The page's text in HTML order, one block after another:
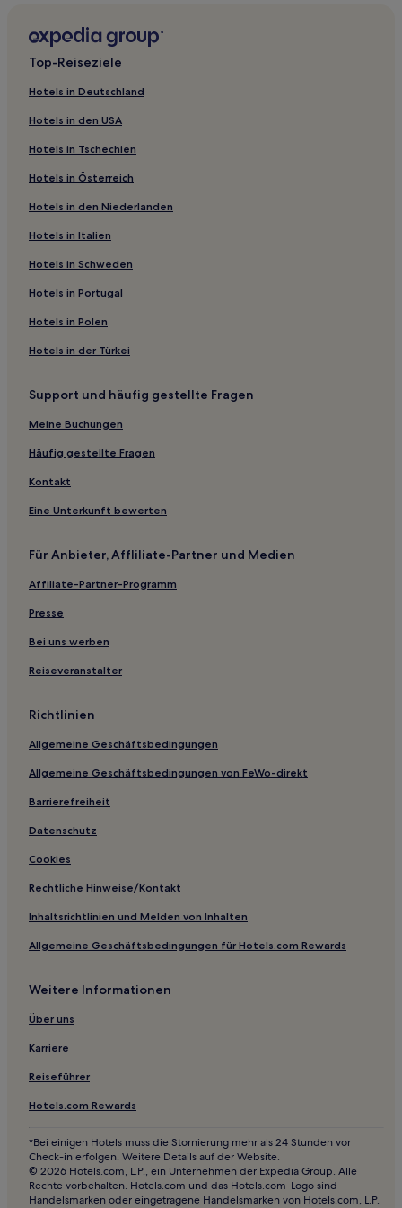
Namdari Hotels
Daejeon Hotels
Yeongi-Myeon: Hotels
Sintanjin-Dong Hotels
Yeonseo-Myeon Hotels
Kimsan Hotels
Hotels nahe Hauptsitz des Daedeok Techno Valley
Yuseong: Hotels
Hotels nahe Yuseong-Heißquellen
Sanso-Gol: Hotels
Hotels nahe Hanbat Arboretum
Hotels nahe Naturerholungswald Geumgang
Hotels mit inbegriffenem Frühstück in Daejeon
Luxus in Daejeon
Günstige in Daejeon
Top-Reiseziele
Hotels in Deutschland
Hotels in den USA
Hotels in Tschechien
Hotels in Österreich
Hotels in den Niederlanden
Hotels in Italien
Hotels in Schweden
Hotels in Portugal
Hotels in Polen
Hotels in der Türkei
Support und häufig gestellte Fragen
Meine Buchungen
Häufig gestellte Fragen
Kontakt
Eine Unterkunft bewerten
Für Anbieter, Affliliate-Partner und Medien
Affiliate-Partner-Programm
Presse
Bei uns werben
Reiseveranstalter
Richtlinien
Allgemeine Geschäftsbedingungen
Allgemeine Geschäftsbedingungen von FeWo-direkt
Barrierefreiheit
Datenschutz
Cookies
Rechtliche Hinweise/Kontakt
Inhaltsrichtlinien und Melden von Inhalten
Allgemeine Geschäftsbedingungen für Hotels.com Rewards
Weitere Informationen
Über uns
Karriere
Reiseführer
Hotels.com Rewards
*Bei einigen Hotels muss die Stornierung mehr als 24 Stunden vor
Check-in erfolgen. Weitere Details auf der Website.
© 2026 Hotels.com, L.P., ein Unternehmen der Expedia Group. Alle
Rechte vorbehalten. Hotels.com und das Hotels.com-Logo sind
Handelsmarken oder eingetragene Handelsmarken von Hotels.com, L.P.